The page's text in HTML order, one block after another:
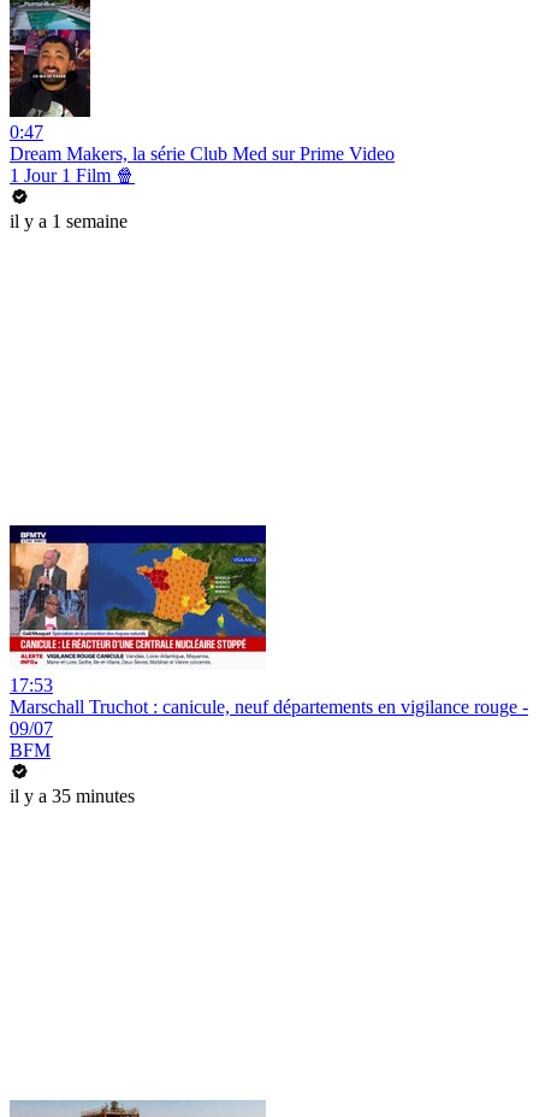
0:47
Dream Makers, la série Club Med sur Prime Video
1 Jour 1 Film 🍿
il y a 1 semaine
17:53
Marschall Truchot : canicule, neuf départements en vigilance rouge -
09/07
BFM
il y a 35 minutes